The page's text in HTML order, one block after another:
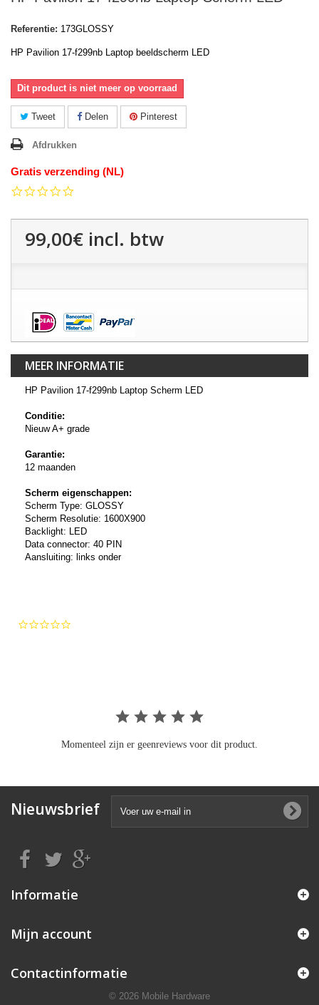
Referentie: 173GLOSSY
HP Pavilion 17-f299nb Laptop beeldscherm LED
Dit product is niet meer op voorraad
Tweet Delen Pinterest
Afdrukken
Gratis verzending (NL)
99,00€ incl. btw
MEER INFORMATIE
HP Pavilion 17-f299nb Laptop Scherm LED
Conditie:
Nieuw A+ grade
Garantie:
12 maanden
Scherm eigenschappen:
Scherm Type: GLOSSY
Scherm Resolutie: 1600X900
Backlight: LED
Data connector: 40 PIN
Aansluiting: links onder
Momenteel zijn er geenreviews voor dit product.
Nieuwsbrief
Informatie
Mijn account
Contactinformatie
© 2026 Mobile Hardware